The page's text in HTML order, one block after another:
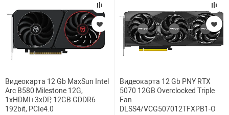
Видеокарта 12 Gb MaxSun Intel
Arc B580 Milestone 12G,
1хHDMI+3xDP, 12GB GDDR6
192bit, PCIe4.0
Видеокарта 12 Gb PNY RTX
5070 12GB Overclocked Triple
Fan
DLSS4/VCG507012TFXPB1-O